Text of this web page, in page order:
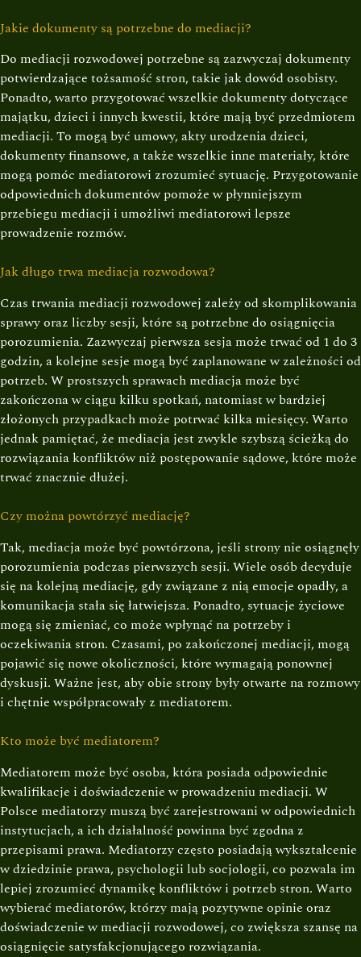
Jakie dokumenty są potrzebne do mediacji?
Do mediacji rozwodowej potrzebne są zazwyczaj dokumenty
potwierdzające tożsamość stron, takie jak dowód osobisty.
Ponadto, warto przygotować wszelkie dokumenty dotyczące
majątku, dzieci i innych kwestii, które mają być przedmiotem
mediacji. To mogą być umowy, akty urodzenia dzieci,
dokumenty finansowe, a także wszelkie inne materiały, które
mogą pomóc mediatorowi zrozumieć sytuację. Przygotowanie
odpowiednich dokumentów pomoże w płynniejszym
przebiegu mediacji i umożliwi mediatorowi lepsze
prowadzenie rozmów.
Jak długo trwa mediacja rozwodowa?
Czas trwania mediacji rozwodowej zależy od skomplikowania
sprawy oraz liczby sesji, które są potrzebne do osiągnięcia
porozumienia. Zazwyczaj pierwsza sesja może trwać od 1 do 3
godzin, a kolejne sesje mogą być zaplanowane w zależności od
potrzeb. W prostszych sprawach mediacja może być
zakończona w ciągu kilku spotkań, natomiast w bardziej
złożonych przypadkach może potrwać kilka miesięcy. Warto
jednak pamiętać, że mediacja jest zwykle szybszą ścieżką do
rozwiązania konfliktów niż postępowanie sądowe, które może
trwać znacznie dłużej.
Czy można powtórzyć mediację?
Tak, mediacja może być powtórzona, jeśli strony nie osiągnęły
porozumienia podczas pierwszych sesji. Wiele osób decyduje
się na kolejną mediację, gdy związane z nią emocje opadły, a
komunikacja stała się łatwiejsza. Ponadto, sytuacje życiowe
mogą się zmieniać, co może wpłynąć na potrzeby i
oczekiwania stron. Czasami, po zakończonej mediacji, mogą
pojawić się nowe okoliczności, które wymagają ponownej
dyskusji. Ważne jest, aby obie strony były otwarte na rozmowy
i chętnie współpracowały z mediatorem.
Kto może być mediatorem?
Mediatorem może być osoba, która posiada odpowiednie
kwalifikacje i doświadczenie w prowadzeniu mediacji. W
Polsce mediatorzy muszą być zarejestrowani w odpowiednich
instytucjach, a ich działalność powinna być zgodna z
przepisami prawa. Mediatorzy często posiadają wykształcenie
w dziedzinie prawa, psychologii lub socjologii, co pozwala im
lepiej zrozumieć dynamikę konfliktów i potrzeb stron. Warto
wybierać mediatorów, którzy mają pozytywne opinie oraz
doświadczenie w mediacji rozwodowej, co zwiększa szansę na
osiągnięcie satysfakcjonującego rozwiązania.